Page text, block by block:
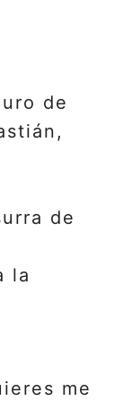
de
de
la
me